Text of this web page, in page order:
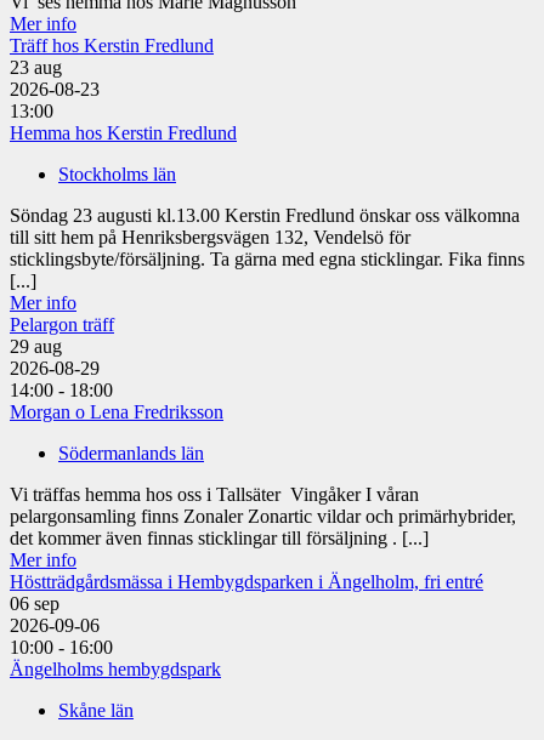
Mer info
Träff hos Kerstin Fredlund
23 aug
2026-08-23
13:00
Hemma hos Kerstin Fredlund
Stockholms län
Söndag 23 augusti kl.13.00 Kerstin Fredlund önskar oss välkomna
till sitt hem på Henriksbergsvägen 132, Vendelsö för
sticklingsbyte/försäljning. Ta gärna med egna sticklingar. Fika finns
[...]
Mer info
Pelargon träff
29 aug
2026-08-29
14:00 - 18:00
Morgan o Lena Fredriksson
Södermanlands län
Vi träffas hemma hos oss i Tallsäter Vingåker I våran
pelargonsamling finns Zonaler Zonartic vildar och primärhybrider,
det kommer även finnas sticklingar till försäljning . [...]
Mer info
Höstträdgårdsmässa i Hembygdsparken i Ängelholm, fri entré
06 sep
2026-09-06
10:00 - 16:00
Ängelholms hembygdspark
Skåne län